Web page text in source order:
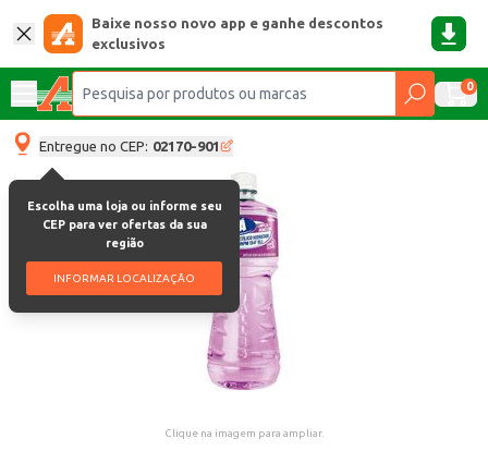
Baixe nosso novo app e ganhe descontos
exclusivos
0
Entregue no CEP: 02170-901
Escolha uma loja ou informe seu
CEP para ver ofertas da sua
região
INFORMAR LOCALIZAÇÃO
Clique na imagem para ampliar.